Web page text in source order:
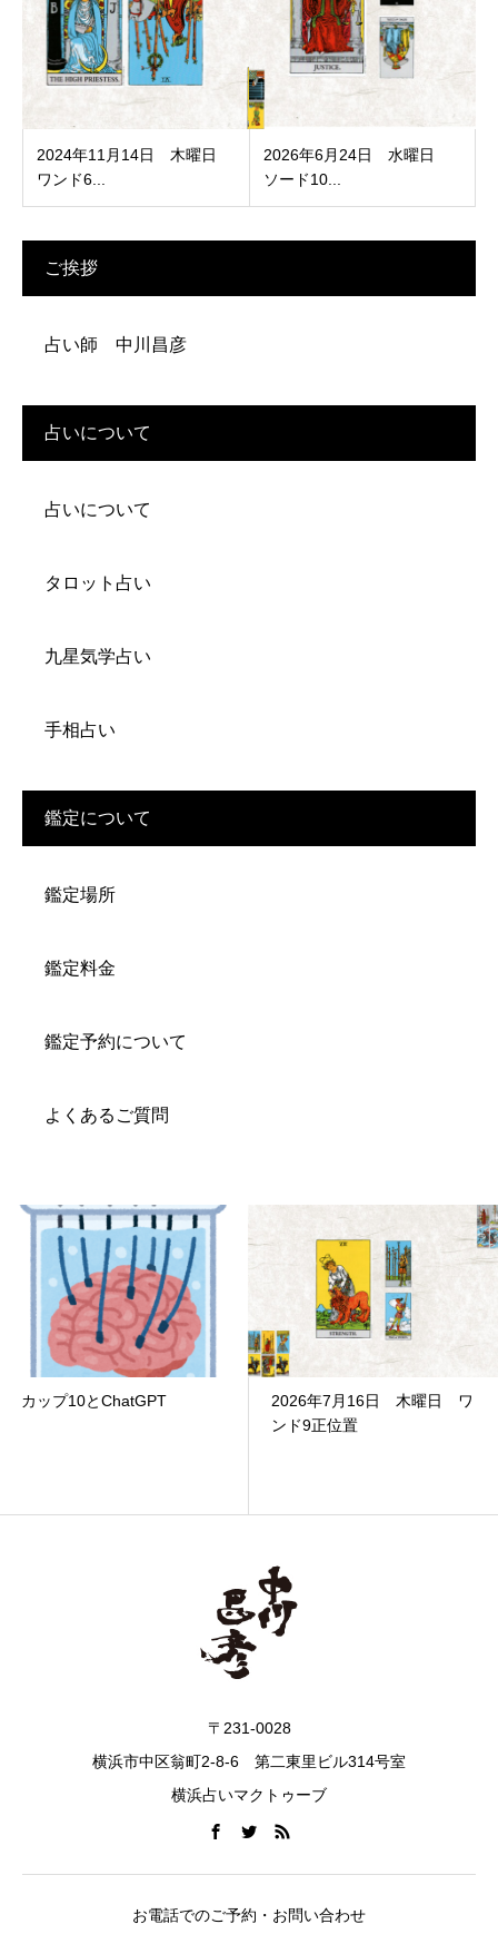
2024年11月14日 木曜日
ワンド6...
2026年6月24日 水曜日
ソード10...
ご挨拶
占い師 中川昌彦
占いについて
占いについて
タロット占い
九星気学占い
手相占い
鑑定について
鑑定場所
鑑定料金
鑑定予約について
よくあるご質問
カップ10とChatGPT
2026年7月16日 木曜日 ワ
ンド9正位置
〒231-0028
横浜市中区翁町2-8-6 第二東里ビル314号室
横浜占いマクトゥーブ
お電話でのご予約・お問い合わせ